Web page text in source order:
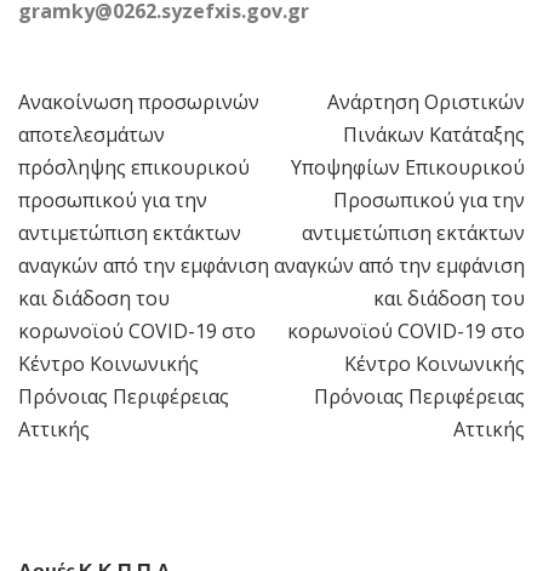
gramky@0262.syzefxis.gov.gr
Πλοήγηση
άρθρων
Ανακοίνωση προσωρινών
αποτελεσμάτων
πρόσληψης επικουρικού
προσωπικού για την
αντιμετώπιση εκτάκτων
αναγκών από την εμφάνιση
και διάδοση του
κορωνοϊού COVID-19 στο
Κέντρο Κοινωνικής
Πρόνοιας Περιφέρειας
Αττικής
Ανάρτηση Οριστικών
Πινάκων Κατάταξης
Υποψηφίων Επικουρικού
Προσωπικού για την
αντιμετώπιση εκτάκτων
αναγκών από την εμφάνιση
και διάδοση του
κορωνοϊού COVID-19 στο
Κέντρο Κοινωνικής
Πρόνοιας Περιφέρειας
Αττικής